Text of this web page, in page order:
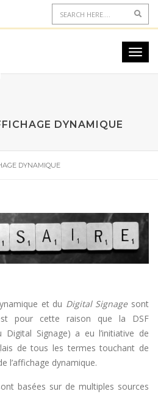
DYNAMIQUE
DYNAMIQUE
et du Digital Signagesont
pour cette raison que la DSF
Digital Signage) a eu l’initiative de
de tous les termes touchant de
l’affichage dynamique.
basées sur de multiples sources